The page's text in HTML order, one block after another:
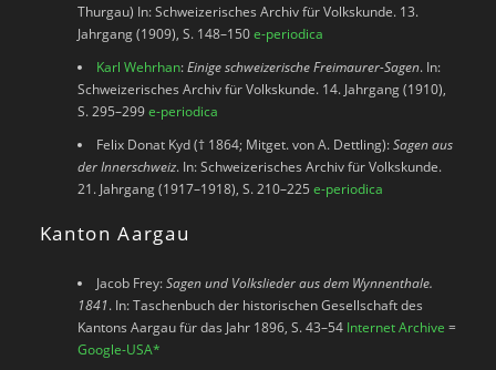
Thurgau) In: Schweizerisches Archiv für Volkskunde. 13.
Jahrgang (1909), S. 148–150e-periodica
Karl Wehrhan:Einige schweizerische Freimaurer-Sagen. In:
Schweizerisches Archiv für Volkskunde. 14. Jahrgang (1910),
S. 295–299e-periodica
Felix Donat Kyd († 1864; Mitget. von A. Dettling):Sagen aus
der Innerschweiz. In: Schweizerisches Archiv für Volkskunde.
21. Jahrgang (1917–1918), S. 210–225e-periodica
Kanton Aargau
Jacob Frey:Sagen und Volkslieder aus dem Wynnenthale.
1841. In: Taschenbuch der historischen Gesellschaft des
Kantons Aargau für das Jahr 1896, S. 43–54 Internet Archive =
Google-USA*